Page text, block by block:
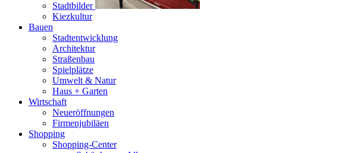
Stadtbilder
Kiezkultur
Bauen
Stadtentwicklung
Architektur
Straßenbau
Spielplätze
Umwelt & Natur
Haus + Garten
Wirtschaft
Neueröffnungen
Firmenjubiläen
Shopping
Shopping-Center